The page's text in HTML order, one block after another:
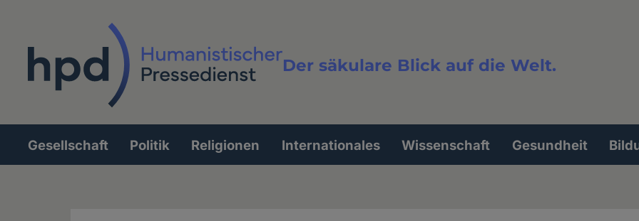
Der säkulare Blick auf die Welt.
Volltextsuche
Hauptnavigation
Gesellschaft Politik Religionen Internationales Wissenschaft Gesundheit